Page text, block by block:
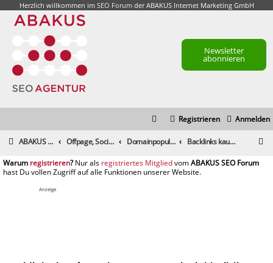
Herzlich willkommen im SEO Forumder ABAKUS Internet Marketing GmbH
Newsletter
abonnieren
Anmelden
Registrieren
ABAKUS Foren-Übersicht Offpage, Social Media, Tools und andere Maßnahmen Domainpopularität / Link-Marketing, Backlinks aufbauen & Seeding Backlinks kaufen oder Agentur mit Linkbuilding beauftragen?
registrieren registriertes Mitglied
Anzeige